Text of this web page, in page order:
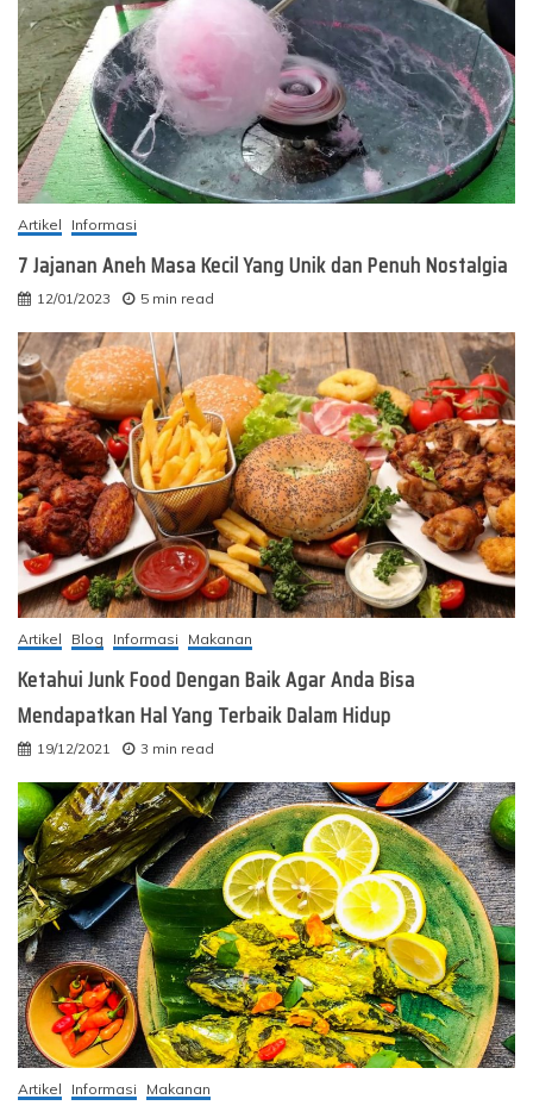
Artikel Informasi
7 Jajanan Aneh Masa Kecil Yang Unik dan Penuh Nostalgia
12/01/2023 5 min read
Artikel Blog Informasi Makanan
Ketahui Junk Food Dengan Baik Agar Anda Bisa
Mendapatkan Hal Yang Terbaik Dalam Hidup
19/12/2021 3 min read
Artikel Informasi Makanan